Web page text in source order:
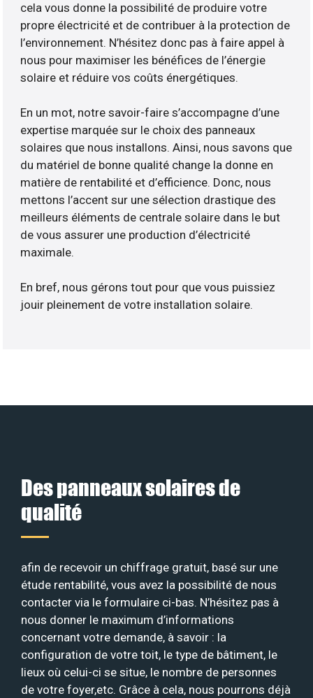
cela vous donne la possibilité de produire votre
propre électricité et de contribuer à la protection de
l’environnement. N’hésitez donc pas à faire appel à
nous pour maximiser les bénéfices de l’énergie
solaire et réduire vos coûts énergétiques.
En un mot, notre savoir-faire s’accompagne d’une
expertise marquée sur le choix des panneaux
solaires que nous installons. Ainsi, nous savons que
du matériel de bonne qualité change la donne en
matière de rentabilité et d’efficience. Donc, nous
mettons l’accent sur une sélection drastique des
meilleurs éléments de centrale solaire dans le but
de vous assurer une production d’électricité
maximale.
En bref, nous gérons tout pour que vous puissiez
jouir pleinement de votre installation solaire.
Des panneaux solaires de
qualité
afin de recevoir un chiffrage gratuit, basé sur une
étude rentabilité, vous avez la possibilité de nous
contacter via le formulaire ci-bas. N’hésitez pas à
nous donner le maximum d’informations
concernant votre demande, à savoir : la
configuration de votre toit, le type de bâtiment, le
lieux où celui-ci se situe, le nombre de personnes
de votre foyer,etc. Grâce à cela, nous pourrons déjà